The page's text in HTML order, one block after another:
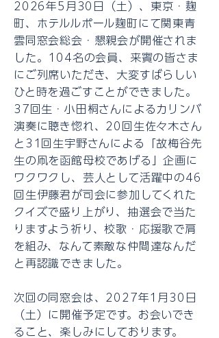
2026年5月30日（土）、東京・麹
町、ホテルルポール麹町にて関東青
雲同窓会総会・懇親会が開催されま
した。104名の会員、来賓の皆さま
にご列席いただき、大変すばらしい
ひと時を過ごすことができました。
37回生・小田桐さんによるカリンバ
演奏に聴き惚れ、20回生佐々木さん
と31回生宇野さんによる「故梅谷先
生の凧を函館母校であげる」企画に
ワクワクし、芸人として活躍中の46
回生伊藤君が司会に参加してくれた
クイズで盛り上がり、抽選会で当た
りますよう祈り、校歌・応援歌で肩
を組み、なんて素敵な仲間達なんだ
と再認識できました。
次回の同窓会は、2027年1月30日
（土）に開催予定です。お会いでき
ること、楽しみにしております。